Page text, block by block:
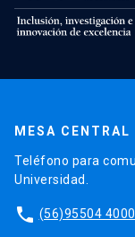
MESA CENTRAL
Teléfono para
Universidad.
phone (56)95504 4000